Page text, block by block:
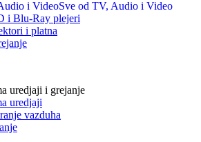
i VideoSve od TV, Audio i Video
i Blu-Ray plejeri
i platna
uredjaji i grejanje
uredjaji
vazduha